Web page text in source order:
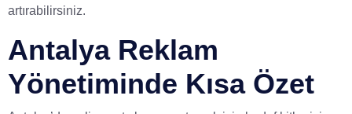
artırabilirsiniz.
Antalya Reklam
Yönetiminde Kısa Özet